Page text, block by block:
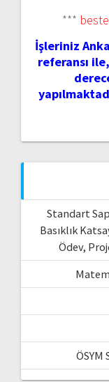
***
İşleriniz
referansı
Standart
Basıklık
Ödev,
ÖSYM